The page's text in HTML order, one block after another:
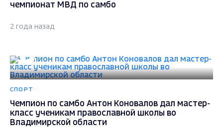
чемпионат МВД по самбо
2 года назад
СПОРТ
Чемпион по самбо Антон Коновалов дал мастер-
класс ученикам православной школы во
Владимирской области